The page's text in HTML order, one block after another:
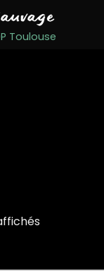
Toulouse